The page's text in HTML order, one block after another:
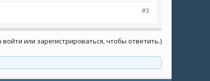
#3
или зарегистрироваться, чтобы ответить.)